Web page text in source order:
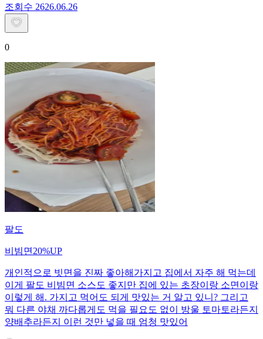
조회수 2626.06.26
0
팔도
비빔면20%UP
개인적으로 빗면을 진짜 좋아해가지고 집에서 자주 해 먹는데
이게 팔도 비빔면 소스도 좋지만 집에 있는 초장이랑 소면이랑
이렇게 해. 가지고 먹어도 되게 맛있는 거 알고 있니? 그리고
뭐 다른 야채 까다롭게도 먹을 필요도 없이 방울 토마토라든지
양배추라든지 이런 것만 넣을 때 엄청 맛있어